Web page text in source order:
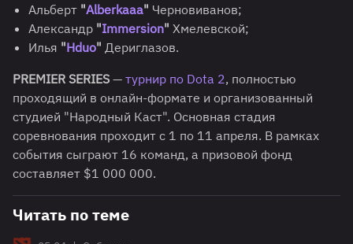
Альберт "Alberkaaa" Черновиванов;
Александр "Immersion" Хмелевской;
Илья "Hduo" Дериглазов.
PREMIER SERIES — турнир по Dota 2, полностью
проходящий в онлайн-формате и организованный
студией "Народный Каст". Основная стадия
соревнования проходит с 1 по 11 апреля. В рамках
события сыграют 16 команд, а призовой фонд
составляет $1 000 000.
Читать по теме